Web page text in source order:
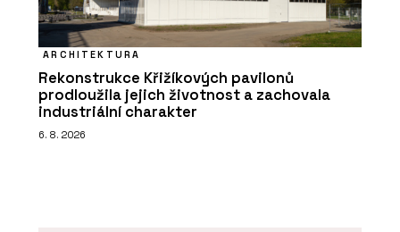
ARCHITEKTURA
Rekonstrukce Křižíkových pavilonů
prodloužila jejich životnost a zachovala
industriální charakter
6. 8. 2026